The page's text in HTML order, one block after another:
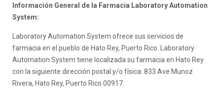
Información General de la Farmacia Laboratory Automation
System:
Laboratory Automation System ofrece sus servicios de
farmacia en el pueblo de Hato Rey, Puerto Rico. Laboratory
Automation System tiene localizada su farmacia en Hato Rey
con la siguiente dirección postal y/o física: 833 Ave Munoz
Rivera, Hato Rey, Puerto Rico 00917.